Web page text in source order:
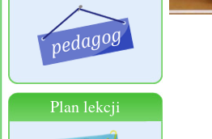
Plan lekcji